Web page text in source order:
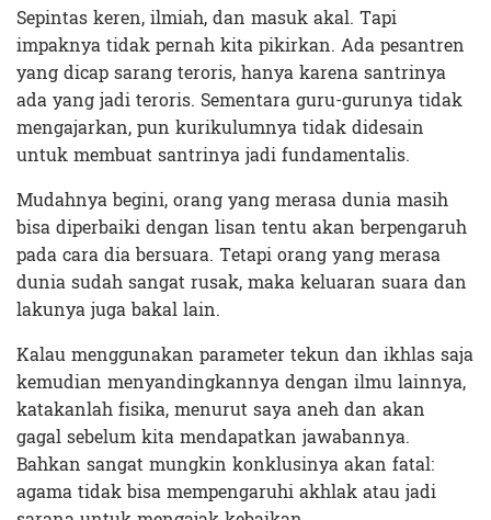
Sepintas keren, ilmiah, dan masuk akal. Tapi
impaknya tidak pernah kita pikirkan. Ada pesantren
yang dicap sarang teroris, hanya karena santrinya
ada yang jadi teroris. Sementara guru-gurunya tidak
mengajarkan, pun kurikulumnya tidak didesain
untuk membuat santrinya jadi fundamentalis.
Mudahnya begini, orang yang merasa dunia masih
bisa diperbaiki dengan lisan tentu akan berpengaruh
pada cara dia bersuara. Tetapi orang yang merasa
dunia sudah sangat rusak, maka keluaran suara dan
lakunya juga bakal lain.
Kalau menggunakan parameter tekun dan ikhlas saja
kemudian menyandingkannya dengan ilmu lainnya,
katakanlah fisika, menurut saya aneh dan akan
gagal sebelum kita mendapatkan jawabannya.
Bahkan sangat mungkin konklusinya akan fatal:
agama tidak bisa mempengaruhi akhlak atau jadi